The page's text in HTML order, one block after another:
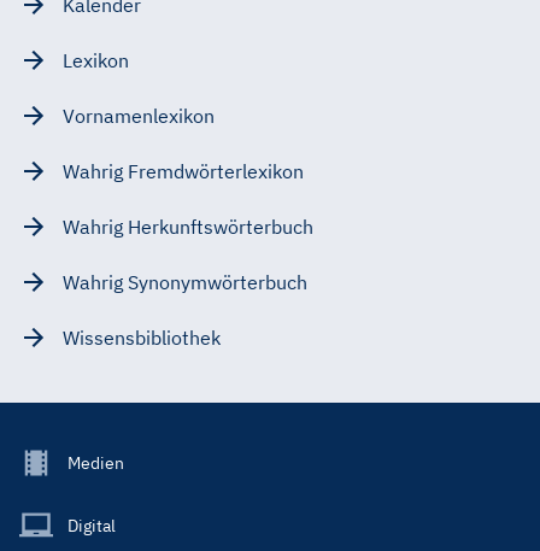
Lexikon
Vornamenlexikon
Wahrig Fremdwörterlexikon
Wahrig Herkunftswörterbuch
Wahrig Synonymwörterbuch
Wissensbibliothek
Footer
Main
Medien
Digital